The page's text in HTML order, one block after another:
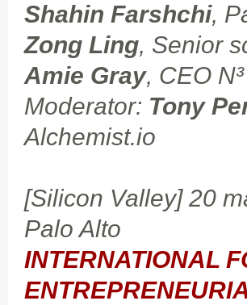
Shahin Farshchi,
Zong Ling, Senior
Amie Gray, CEO
Moderator: Tony
Alchemist.io
[Silicon Valley] 20
Palo Alto
INTERNATIONAL